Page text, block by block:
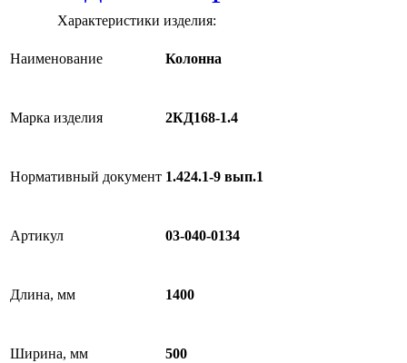
Характеристики изделия:
Наименование Колонна
Марка изделия 2КД168-1.4
Нормативный документ 1.424.1-9 вып.1
Артикул 03-040-0134
Длина, мм 1400
Ширина, мм 500